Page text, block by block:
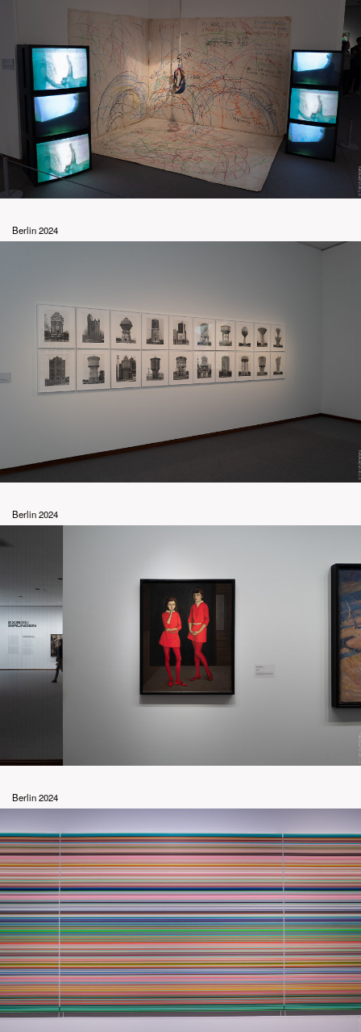
Berlin 2024
Berlin 2024
Berlin 2024